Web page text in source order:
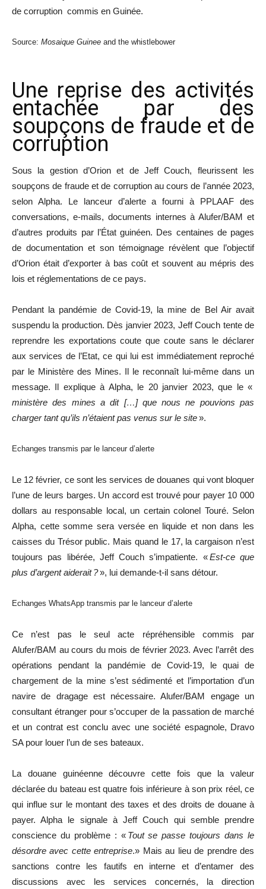
de corruption commis en Guinée.
Source: Mosaique Guinee and the whistlebower
Une reprise des activités
entachée par des
soupçons de fraude et de
corruption
Sous la gestion d’Orion et de Jeff Couch, fleurissent les
soupçons de fraude et de corruption au cours de l’année 2023,
selon Alpha. Le lanceur d’alerte a fourni à PPLAAF des
conversations, e-mails, documents internes à Alufer/BAM et
d’autres produits par l’État guinéen. Des centaines de pages
de documentation et son témoignage révèlent que l’objectif
d’Orion était d’exporter à bas coût et souvent au mépris des
lois et réglementations de ce pays.
Pendant la pandémie de Covid-19, la mine de Bel Air avait
suspendu la production. Dès janvier 2023, Jeff Couch tente de
reprendre les exportations coute que coute sans le déclarer
aux services de l’Etat, ce qui lui est immédiatement reproché
par le Ministère des Mines. Il le reconnaît lui-même dans un
message. Il explique à Alpha, le 20 janvier 2023, que le «
ministère des mines a dit […] que nous ne pouvions pas
charger tant qu’ils n’étaient pas venus sur le site».
Echanges transmis par le lanceur d’alerte
Le 12 février, ce sont les services de douanes qui vont bloquer
l’une de leurs barges. Un accord est trouvé pour payer 10 000
dollars au responsable local, un certain colonel Touré. Selon
Alpha, cette somme sera versée en liquide et non dans les
caisses du Trésor public. Mais quand le 17, la cargaison n’est
toujours pas libérée, Jeff Couch s’impatiente. «Est-ce que
plus d’argent aiderait ?», lui demande-t-il sans détour.
Echanges WhatsApp transmis par le lanceur d’alerte
Ce n’est pas le seul acte répréhensible commis par
Alufer/BAM au cours du mois de février 2023. Avec l’arrêt des
opérations pendant la pandémie de Covid-19, le quai de
chargement de la mine s’est sédimenté et l’importation d’un
navire de dragage est nécessaire. Alufer/BAM engage un
consultant étranger pour s’occuper de la passation de marché
et un contrat est conclu avec une société espagnole, Dravo
SA pour louer l’un de ses bateaux.
La douane guinéenne découvre cette fois que la valeur
déclarée du bateau est quatre fois inférieure à son prix réel, ce
qui influe sur le montant des taxes et des droits de douane à
payer. Alpha le signale à Jeff Couch qui semble prendre
conscience du problème : « Tout se passe toujours dans le
désordre avec cette entreprise.» Mais au lieu de prendre des
sanctions contre les fautifs en interne et d’entamer des
discussions avec les services concernés, la direction